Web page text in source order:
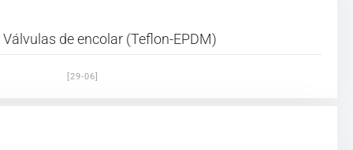
Válvulas de encolar (Teflon-EPDM)
[29-06]